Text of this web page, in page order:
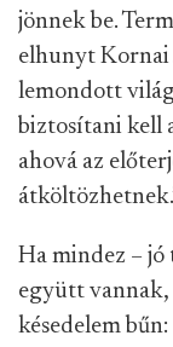
jönnek be.
elhunyt Kornai
lemondott
biztosítani kell
ahová az
Ha mindez – jó
együtt
késedelem